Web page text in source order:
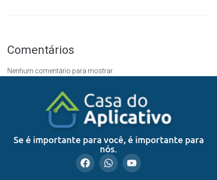
Comentários
Nenhum comentário para mostrar.
Se é importante para você, é importante para
nós.